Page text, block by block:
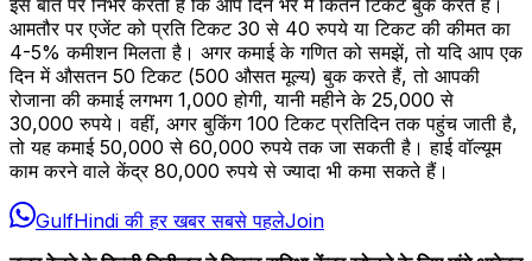
आमतौर पर एजेंट को प्रति टिकट 30 से 40 रुपये या टिकट की कीमत का
4-5% कमीशन मिलता है। अगर कमाई के गणित को समझें, तो यदि आप एक
दिन में औसतन 50 टिकट (₹500 औसत मूल्य) बुक करते हैं, तो आपकी
रोजाना की कमाई लगभग ₹1,000 होगी, यानी महीने के 25,000 से
30,000 रुपये। वहीं, अगर बुकिंग 100 टिकट प्रतिदिन तक पहुंच जाती है,
तो यह कमाई 50,000 से 60,000 रुपये तक जा सकती है। हाई वॉल्यूम
काम करने वाले केंद्र 80,000 रुपये से ज्यादा भी कमा सकते हैं।
GulfHindi की हर खबर सबसे पहलेJoin